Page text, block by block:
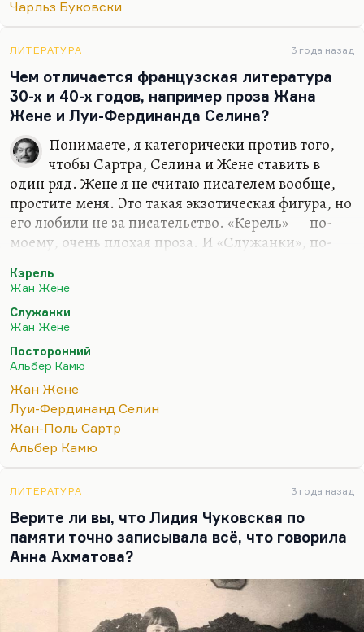
статье о Жиде в «Дилетанте» об этом написал
довольно подробно. Селин же посетил СССР
одновременно с Жидом, только без такой помпы,
и отозвался об этой стране гораздо более
критично и просто с омерзением. Ну, вот я и к
нему с встречным…
Чарльз Буковски
ЛИТЕРАТУРА 3 года назад
Чем отличается французская литература
30-х и 40-х годов, например проза Жана
Жене и Луи-Фердинанда Селина?
Понимаете, я категорически против того,
чтобы Сартра, Селина и Жене ставить в
один ряд. Жене я не считаю писателем вообще,
простите меня. Это такая экзотическая фигура, но
его любили не за писательство. «Керель» — по-
моему, очень плохая проза. И «Служанки», по-
не люблю.
Что касается Селина и Сартра, то вот это к
вопросу о послевоенной Европе или межвоенной
Европе. Здесь, конечно, вы пропустили Камю.
Камю — самый типичный автор этой эпохи,
повествующий, с одной стороны, о
расчеловечивании; а с другой, вот,
«Посторонний» — это исповедь человека
модерна, который не умеет испытывать
себе…
Кэрель
Жан Жене
Служанки
Жан Жене
Посторонний
Альбер Камю
Жан Жене
Луи-Фердинанд Селин
Жан-Поль Сартр
Альбер Камю
ЛИТЕРАТУРА 3 года назад
Верите ли вы, что Лидия Чуковская по
памяти точно записывала всё, что говорила
Анна Ахматова?